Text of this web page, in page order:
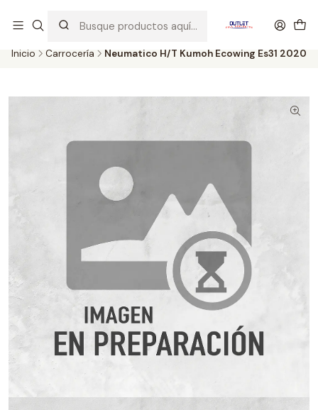
probados con altos estándares de calidad.
Inicio Carrocería Neumatico H/T Kumoh Ecowing Es31 2020